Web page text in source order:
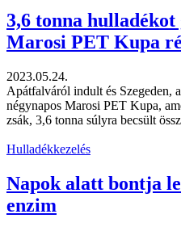
3,6 tonna hulladékot
Marosi PET Kupa
2023.05.24.
Apátfalváról indult és Szegeden,
négynapos Marosi PET Kupa,
zsák, 3,6 tonna súlyra becsült
Hulladékkezelés
Napok alatt bontja
enzim